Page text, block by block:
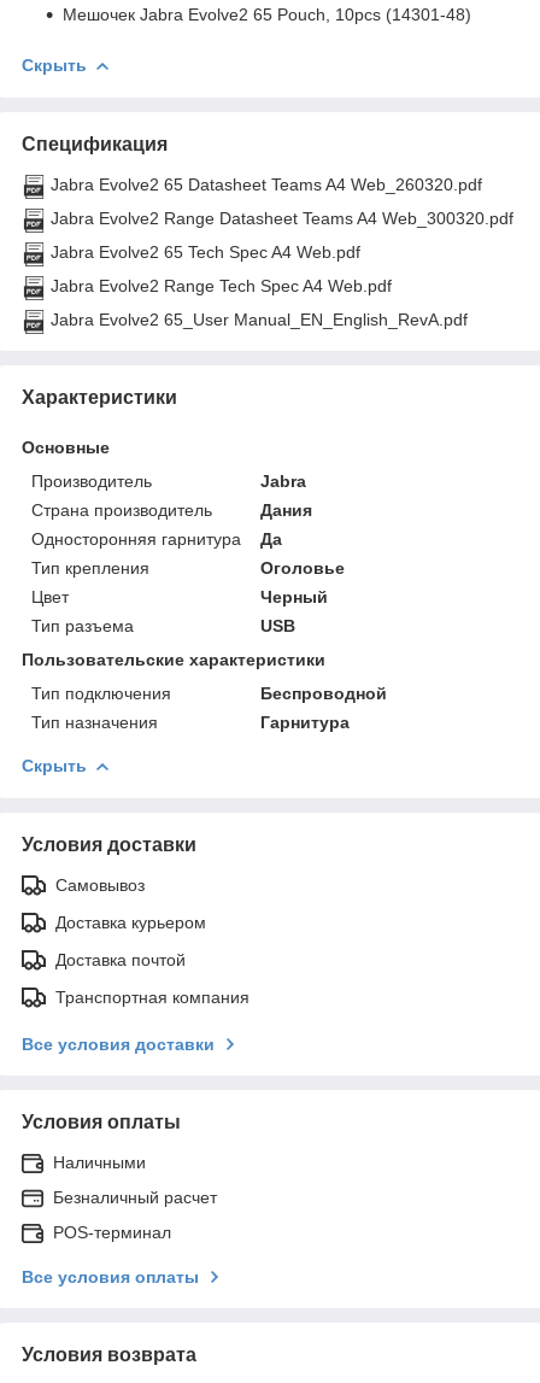
Мешочек Jabra Evolve2 65 Pouch, 10pcs (14301-48)
Скрыть
Спецификация
Jabra Evolve2 65 Datasheet Teams A4 Web_260320.pdf
Jabra Evolve2 Range Datasheet Teams A4 Web_300320.pdf
Jabra Evolve2 65 Tech Spec A4 Web.pdf
Jabra Evolve2 Range Tech Spec A4 Web.pdf
Jabra Evolve2 65_User Manual_EN_English_RevA.pdf
Характеристики
Основные
Производитель
Jabra
Страна производитель
Дания
Односторонняя гарнитура
Да
Тип крепления
Оголовье
Цвет
Черный
Тип разъема
USB
Пользовательские характеристики
Тип подключения
Беспроводной
Тип назначения
Гарнитура
Скрыть
Условия доставки
Самовывоз
Доставка курьером
Доставка почтой
Транспортная компания
Все условия доставки
Условия оплаты
Наличными
Безналичный расчет
POS-терминал
Все условия оплаты
Условия возврата